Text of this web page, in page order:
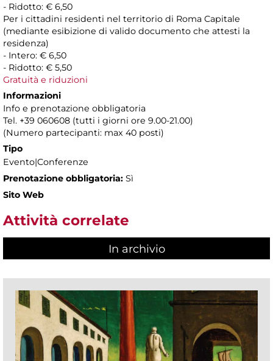
- Ridotto: € 6,50
Per i cittadini residenti nel territorio di Roma Capitale
(mediante esibizione di valido documento che attesti la
residenza)
- Intero: € 6,50
- Ridotto: € 5,50
Gratuità e riduzioni
Informazioni
Info e prenotazione obbligatoria
Tel. +39 060608 (tutti i giorni ore 9.00-21.00)
(Numero partecipanti: max 40 posti)
Tipo
Evento|Conferenze
Prenotazione obbligatoria: Sì
Sito Web
Attività correlate
In archivio